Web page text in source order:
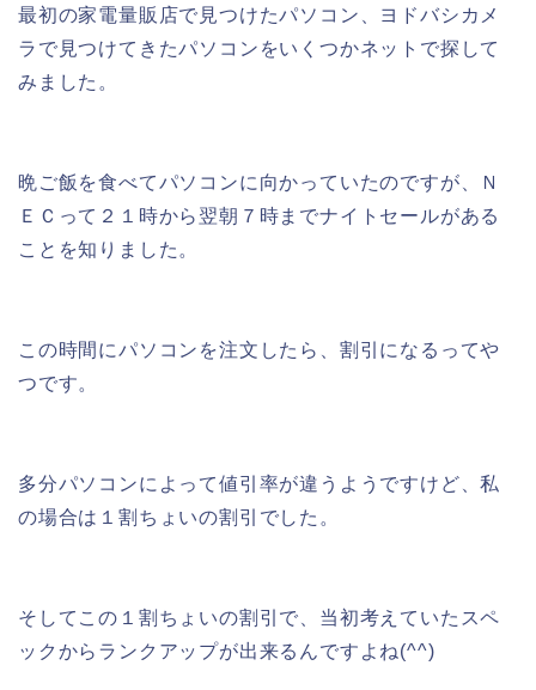
最初の家電量販店で見つけたパソコン、ヨドバシカメ
ラで見つけてきたパソコンをいくつかネットで探して
みました。
晩ご飯を食べてパソコンに向かっていたのですが、Ｎ
ＥＣって２１時から翌朝７時までナイトセールがある
ことを知りました。
この時間にパソコンを注文したら、割引になるってや
つです。
多分パソコンによって値引率が違うようですけど、私
の場合は１割ちょいの割引でした。
そしてこの１割ちょいの割引で、当初考えていたスペ
ックからランクアップが出来るんですよね(^^)